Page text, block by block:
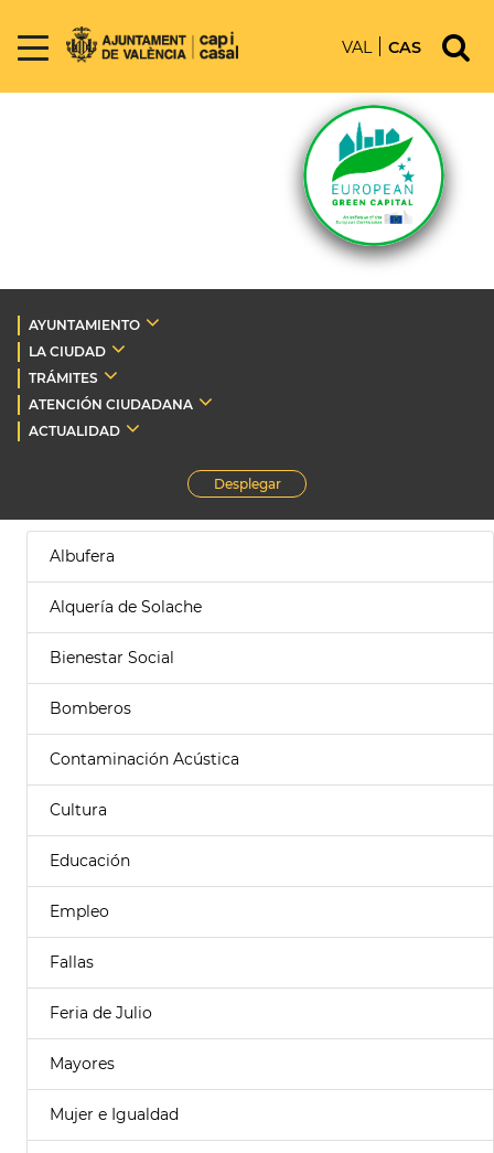
VAL CAS
AYUNTAMIENTO
LA CIUDAD
TRÁMITES
ATENCIÓN CIUDADANA
ACTUALIDAD
Desplegar
Albufera
Alquería de Solache
Bienestar Social
Bomberos
Contaminación Acústica
Cultura
Educación
Empleo
Fallas
Feria de Julio
Mayores
Mujer e Igualdad